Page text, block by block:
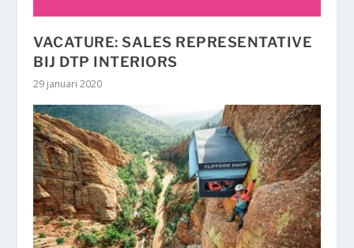
VACATURE: SALES REPRESENTATIVE
BIJ DTP INTERIORS
29 januari 2020